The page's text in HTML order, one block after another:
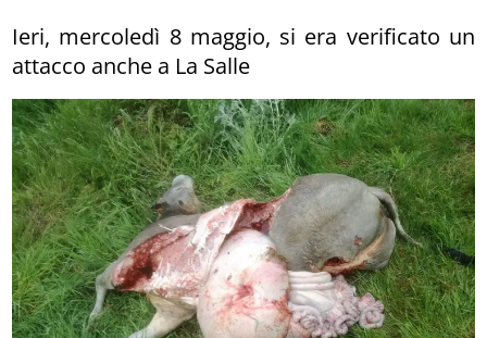
Ieri, mercoledì 8 maggio, si era verificato un
attacco anche a La Salle